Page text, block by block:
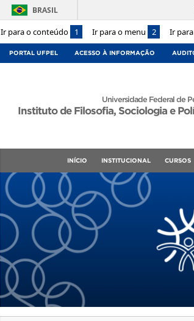
Ir para o conteúdo 1 Ir para o menu 2 Ir
BRASIL
PORTAL UFPEL ACESSO À INFORMAÇÃO
Universidade Federal de
Instituto de Filosofia, Sociologia e
INÍCIO INSTITUCIONAL CURSOS